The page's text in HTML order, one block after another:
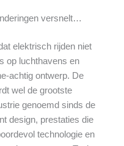
versnelt…
elektrisch rijden niet
op luchthavens en
achtig ontwerp. De
wel de grootste
genoemd sinds de
design, prestaties die
technologie en